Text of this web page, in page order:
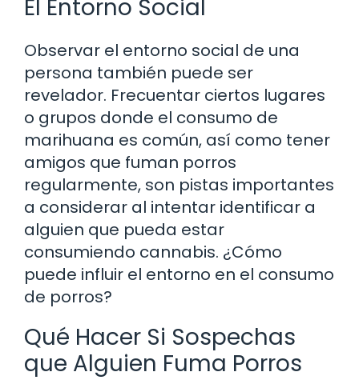
El Entorno Social
Observar el entorno social de una
persona también puede ser
revelador. Frecuentar ciertos lugares
o grupos donde el consumo de
marihuana es común, así como tener
amigos que fuman porros
regularmente, son pistas importantes
a considerar al intentar identificar a
alguien que pueda estar
consumiendo cannabis. ¿Cómo
puede influir el entorno en el consumo
de porros?
Qué Hacer Si Sospechas
que Alguien Fuma Porros